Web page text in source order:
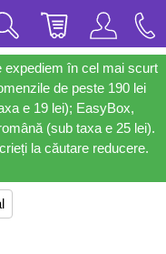
expediem în cel mai scurt
de peste 190 lei
e 19 lei); EasyBox,
(sub taxa e 25 lei).
la căutare reducere.